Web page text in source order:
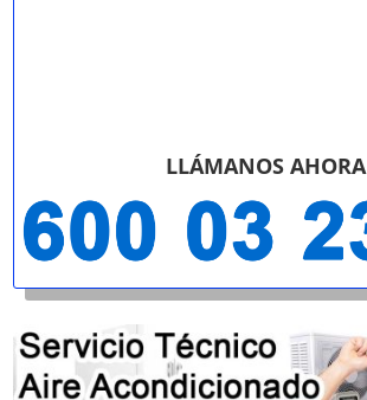
LLÁMANOS AHORA